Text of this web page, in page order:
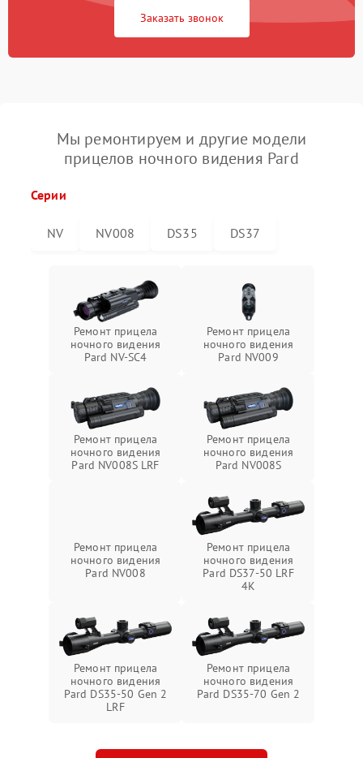
Заказать звонок
Мы ремонтируем и другие модели
прицелов ночного видения Pard
Серии
NV NV008 DS35 DS37
Ремонт прицела
ночного видения
Pard NV-SC4
Ремонт прицела
ночного видения
Pard NV009
Ремонт прицела
ночного видения
Pard NV008S LRF
Ремонт прицела
ночного видения
Pard NV008S
Ремонт прицела
ночного видения
Pard NV008
Ремонт прицела
ночного видения
Pard DS37-50 LRF
4K
Ремонт прицела
ночного видения
Pard DS35-50 Gen 2
LRF
Ремонт прицела
ночного видения
Pard DS35-70 Gen 2